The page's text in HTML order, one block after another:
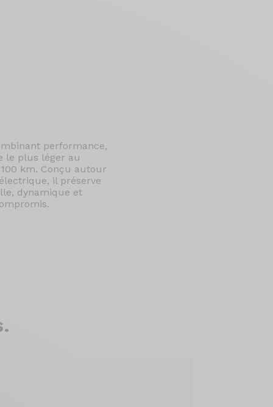
performance,
le plus léger au
km. Conçu autour
il préserve
dynamique et